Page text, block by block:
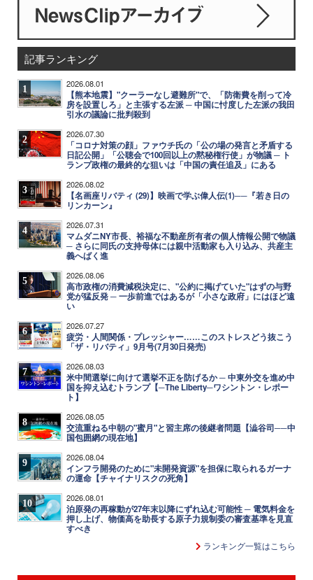
記事ランキング
1 2026.08.01
【熊本地震】"クーラーなし避難所"で、「防衛費を削って冷
房を設置しろ」と主張する左派 ─ 中国に忖度した左派の我田
引水の議論に批判殺到
2 2026.07.30
「コロナ対策の顔」ファウチ氏の「公の場の発言と矛盾する
日記公開」「公聴会で100回以上の黙秘権行使」が物議 ─ ト
ランプ政権の最終的な狙いは「中国の責任追及」にある
3 2026.08.02
【名画座リバティ (29)】映画で学ぶ偉人伝(1)──『若き日の
リンカーン』
4 2026.07.31
マムダニNY市長、裕福な不動産所有者の個人情報公開で物議
─ さらに同氏の支持母体には親中活動家も入り込み、共産主
義へばく進
5 2026.08.06
高市政権の消費減税決定に、"公約に掲げていた"はずの与野
党が猛反発 ─ 一歩前進ではあるが「小さな政府」にはほど遠
い
6 2026.07.27
疲労・人間関係・プレッシャー……このストレスどう抜こう
「ザ・リバティ」9月号(7月30日発売)
7 2026.08.03
米中間選挙に向けて選挙不正を防げるか ─ 中東外交を進め中
国を抑え込むトランプ【─The Liberty─ワシントン・レポー
ト】
8 2026.08.05
交流重ねる中朝の"蜜月"と習主席の後継者問題【澁谷司──中
国包囲網の現在地】
9 2026.08.04
インフラ開発のために"未開発資源"を担保に取られるガーナ
の運命【チャイナリスクの死角】
10 2026.08.01
泊原発の再稼動が27年末以降にずれ込む可能性 ─ 電気料金を
押し上げ、物価高を助長する原子力規制委の審査基準を見直
すべき
ランキング一覧はこちら